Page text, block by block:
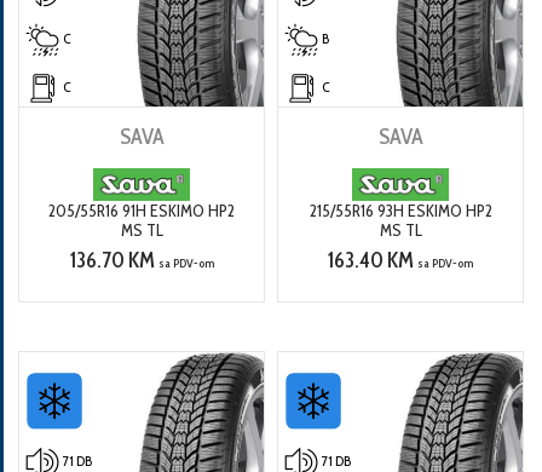
C
C
SAVA
205/55R16 91H ESKIMO HP2
MS TL
136.70 KM sa PDV-om
B
C
SAVA
215/55R16 93H ESKIMO HP2
MS TL
163.40 KM sa PDV-om
71 DB 71 DB